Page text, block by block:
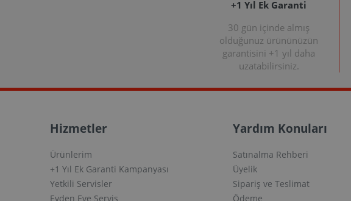
+1 Yıl Ek Garanti
30 gün içinde almış
olduğunuz ürününüzün
garantisini +1 yıl daha
uzatabilirsiniz.
Hizmetler
Ürünlerim
+1 Yıl Ek Garanti Kampanyası
Yetkili Servisler
Evden Eve Servis
Yardım Konuları
Satınalma Rehberi
Üyelik
Sipariş ve Teslimat
Ödeme